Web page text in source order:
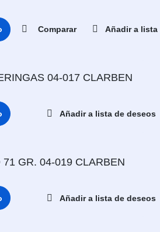
Comparar Añadir a lista
04-017 CLARBEN
Añadir a lista de deseos
GR. 04-019 CLARBEN
Añadir a lista de deseos